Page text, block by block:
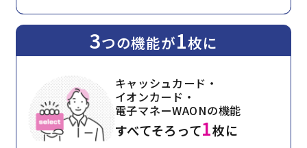
3つの機能が1枚に
キャッシュカード・
イオンカード・
電子マネーWAONの機能
すべてそろって1枚に